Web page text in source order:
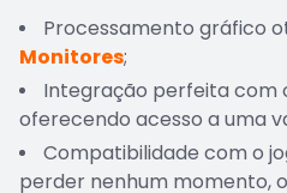
Processamento gráfico
Monitores;
Integração perfeita com
oferecendo acesso a uma
Compatibilidade com o
perder nenhum momento,